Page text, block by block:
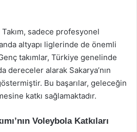
Takım, sadece profesyonel
altyapı liglerinde de önemli
takımlar, Türkiye genelinde
dereceler alarak Sakarya’nın
Bu başarılar, geleceğin
katkı sağlamaktadır.
Voleybola Katkıları